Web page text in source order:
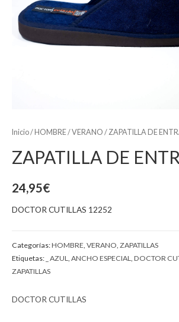
Inicio/ HOMBRE/VERANO / ZAPATILLA DE
ZAPATILLA DE
24,95€
DOCTOR CUTILLAS 12252
Categorías:HOMBRE VERANO ZAPATILLAS
Etiquetas: _ AZUL ANCHO ESPECIAL DOCTOR
ZAPATILLAS
DOCTOR CUTILLAS